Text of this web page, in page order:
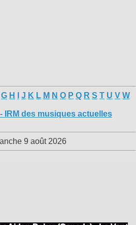
G H J K L M N O P Q R S T U V W